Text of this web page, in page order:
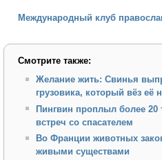
Международный клуб
Смотрите также:
Желание жить: Свинья
грузовика, который вёз её
Пингвин проплыл более 20
встреч со спасателем
Во Франции животных
живыми существами